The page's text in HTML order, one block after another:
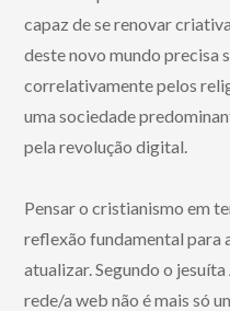
capaz de se renovar
deste novo mundo precisa
correlativamente pelos
uma sociedade
pela revolução digital.
Pensar o cristianismo em
reflexão fundamental para
atualizar. Segundo o
rede/a web não é mais só